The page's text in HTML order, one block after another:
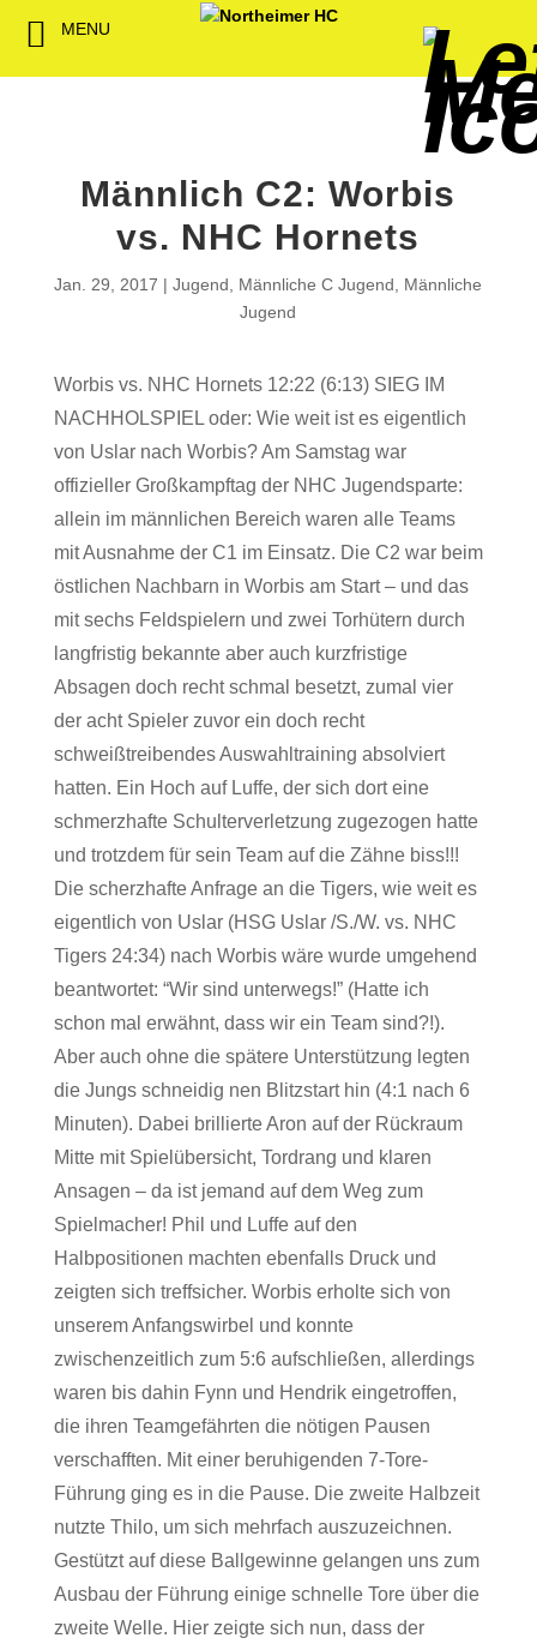
Männlich C2: Worbis
vs. NHC Hornets
Jan. 29, 2017 Jugend Männliche C Jugend
Männliche
Jugend
Worbis vs. NHC Hornets 12:22 (6:13) SIEG IM
NACHHOLSPIEL oder: Wie weit ist es eigentlich
von Uslar nach Worbis? Am Samstag war
offizieller Großkampftag der NHC Jugendsparte:
allein im männlichen Bereich waren alle Teams
mit Ausnahme der C1 im Einsatz. Die C2 war beim
östlichen Nachbarn in Worbis am Start – und das
mit sechs Feldspielern und zwei Torhütern durch
langfristig bekannte aber auch kurzfristige
Absagen doch recht schmal besetzt, zumal vier
der acht Spieler zuvor ein doch recht
schweißtreibendes Auswahltraining absolviert
hatten. Ein Hoch auf Luffe, der sich dort eine
schmerzhafte Schulterverletzung zugezogen hatte
und trotzdem für sein Team auf die Zähne biss!!!
Die scherzhafte Anfrage an die Tigers, wie weit es
eigentlich von Uslar (HSG Uslar /S./W. vs. NHC
Tigers 24:34) nach Worbis wäre wurde umgehend
beantwortet: “Wir sind unterwegs!” (Hatte ich
schon mal erwähnt, dass wir ein Team sind?!).
Aber auch ohne die spätere Unterstützung legten
die Jungs schneidig nen Blitzstart hin (4:1 nach 6
Minuten). Dabei brillierte Aron auf der Rückraum
Mitte mit Spielübersicht, Tordrang und klaren
Ansagen – da ist jemand auf dem Weg zum
Spielmacher! Phil und Luffe auf den
Halbpositionen machten ebenfalls Druck und
zeigten sich treffsicher. Worbis erholte sich von
unserem Anfangswirbel und konnte
zwischenzeitlich zum 5:6 aufschließen, allerdings
waren bis dahin Fynn und Hendrik eingetroffen,
die ihren Teamgefährten die nötigen Pausen
verschafften. Mit einer beruhigenden 7-Tore-
Führung ging es in die Pause. Die zweite Halbzeit
nutzte Thilo, um sich mehrfach auszuzeichnen.
Gestützt auf diese Ballgewinne gelangen uns zum
Ausbau der Führung einige schnelle Tore über die
zweite Welle. Hier zeigte sich nun, dass der
MENU
Back Back
1. Herren
2. Herren
1. Damen
Back
Weibliche
Minis &
Spielbetrieb
Back
NHC
Back
Spieltagssponsoren
Hallenheft
Back
Back Back
Vorstand
Satzung
FWD
Back
Back
Download
Kooperationen
Termine
Intern
Back